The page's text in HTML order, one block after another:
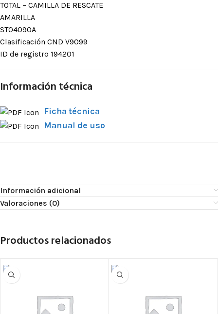
TOTAL – CAMILLA DE RESCATE
AMARILLA
ST04090A
Clasificación CND V9099
ID de registro 194201
Información técnica
Ficha técnica
Manual de uso
Información adicional
Valoraciones (0)
Productos relacionados